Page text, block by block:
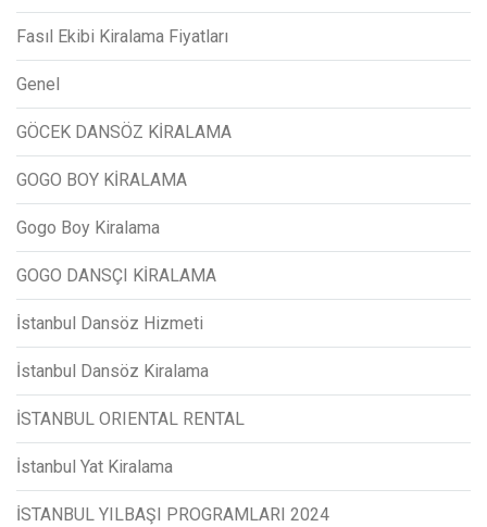
Fasıl Ekibi Kiralama Fiyatları
Genel
GÖCEK DANSÖZ KİRALAMA
GOGO BOY KİRALAMA
Gogo Boy Kiralama
GOGO DANSÇI KİRALAMA
İstanbul Dansöz Hizmeti
İstanbul Dansöz Kiralama
İSTANBUL ORIENTAL RENTAL
İstanbul Yat Kiralama
İSTANBUL YILBAŞI PROGRAMLARI 2024